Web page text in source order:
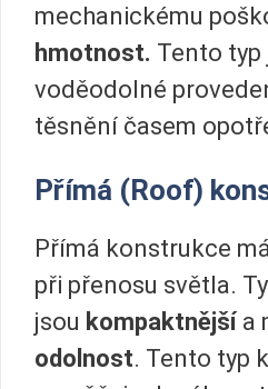
mechanickému
hmotnost. Tento typ
voděodolné
těsnění časem
Přímá (Roof)
Přímá konstrukce
při přenosu světla.
jsou kompaktnější a
odolnost. Tento typ